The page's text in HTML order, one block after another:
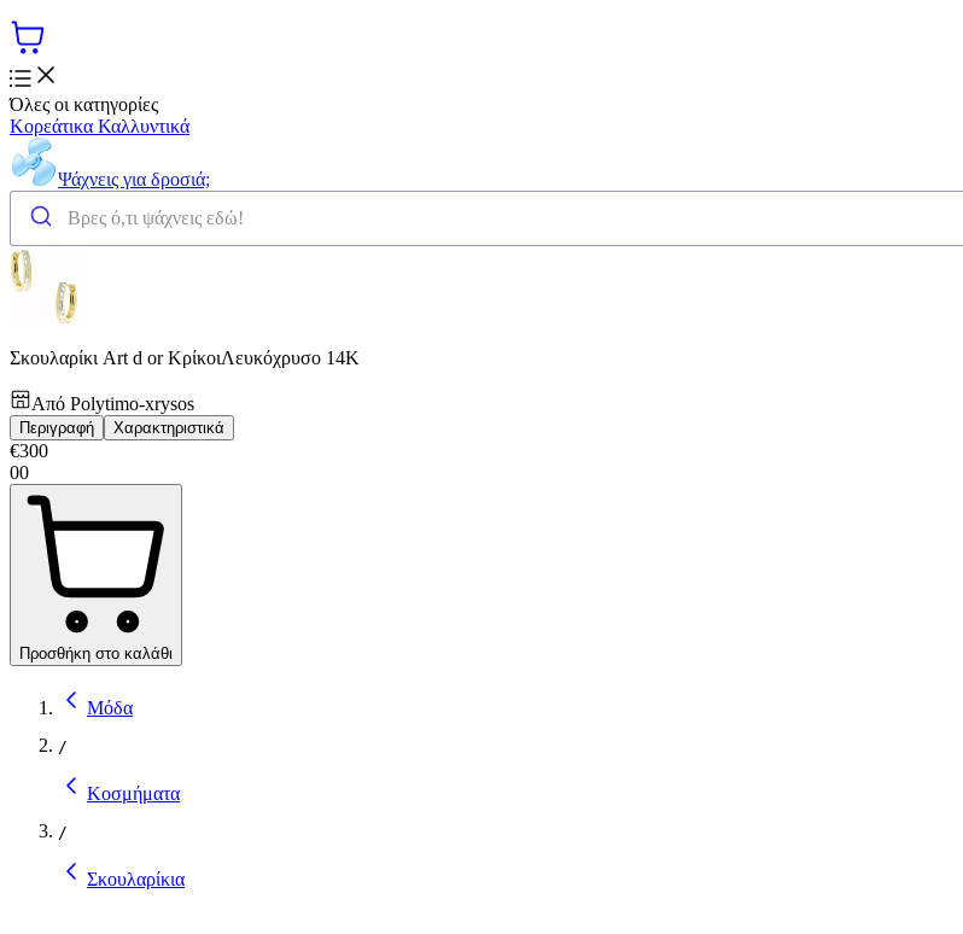
Όλες οι κατηγορίες
Κορεάτικα Καλλυντικά
Ψάχνεις για δροσιά;
Σκουλαρίκι Art d or ΚρίκοιΛευκόχρυσο 14Κ
Από Polytimo-xrysos
Περιγραφή Χαρακτηριστικά
€300
00
Προσθήκη στο καλάθι
Μόδα
/
Κοσμήματα
/
Σκουλαρίκια